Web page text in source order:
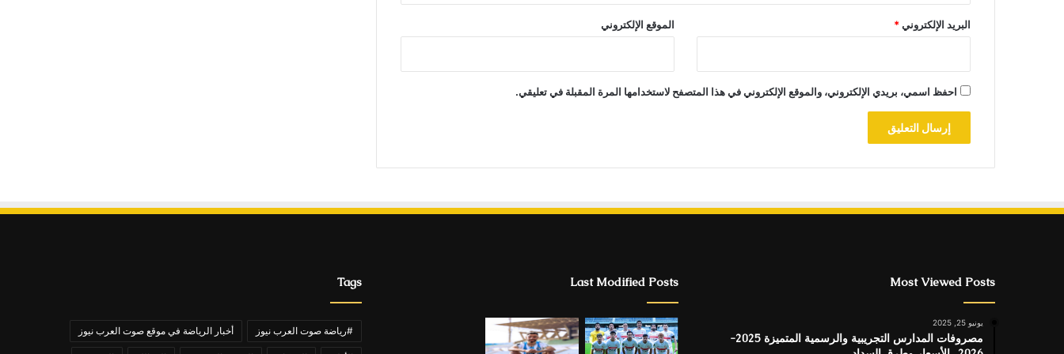
البريد الإلكتروني* الموقع الإلكتروني
احفظ اسمي، بريدي الإلكتروني، والموقع الإلكتروني في هذا المتصفح لاستخدامها المرة المقبلة في تعليقي.
Most Viewed Posts
يونيو 25, 2025
مصروفات المدارس التجريبية والرسمية المتميزة 2025-
Last Modified Posts
Tags
#رياضة صوت العرب نيوز أخبار الرياضة في موقع صوت العرب نيوز